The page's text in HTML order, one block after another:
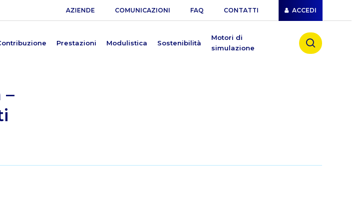
AZIENDE COMUNICAZIONI FAQ CONTATTI ACCEDI
Prestazioni Modulistica Sostenibilità
Motori di
simulazione
search